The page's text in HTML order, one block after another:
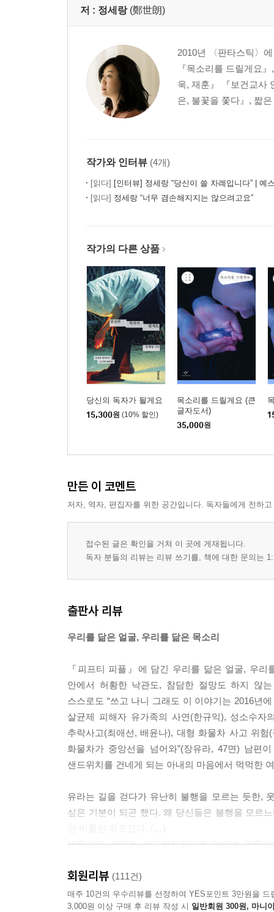
저 : 정세랑 (鄭世朗)
2010년 〈판타스틱〉
『목소리를 드릴게요
욱, 재훈』 『보건교사
은, 불꽃을 쫓다』, 짧
작가와 인터뷰 (4개)
[읽다] [인터뷰] 정세랑 “당신이 쓸 차례입니다” | 예
[읽다] 정세랑 “너무 겸손해지지는 않으려고요”
작가의 다른 상품
당신의 독자가 될게요
15,300원 (10% 할인)
목소리를 드릴게요 (큰
글자도서)
35,000원
만든 이 코멘트
저자, 역자, 편집자를 위한 공간입니다. 독자들에게 전하
접수된 글은 확인을 거쳐 이 곳에 게재됩니다.
독자 분들의 리뷰는 리뷰 쓰기를, 책에 대한 문의는
출판사 리뷰
우리를 닮은 얼굴, 우리를 닮은 목소리
『피프티 피플』에 담긴 우리를 닮은 얼굴, 우
안에서 허황한 낙관도, 참담한 절망도 하지 않
스스로도 “쓰고 나니 그래도 이 이야기는 2016년
살균제 피해자 유가족의 사연(한규익), 성소수
추락사고(최애선, 배윤나), 대형 화물차 사고 위
화물차가 중앙선을 넘어와”(장유라, 47면) 남편
샌드위치를 건네게 되는 아내의 마음에서 먹먹한
유라는 길을 걷다가 유난히 불행을 모르는 듯한,
싶은 기분이 되곤 했다. 왜 당신들은 불행을 모르
제동거리. 유라는 샌드위치집으로 걸으며 제동
벤치에 앉아서야 자신의 몫은 남기지 않았다는
많아 헷갈렸다. 요즘은 늘 그렇다. (…) 유라가 다
차들이 미끄러질 것이었다.(장유라, 49~54면)
회원리뷰 (111건)
매주 10건의 우수리뷰를 선정하여 YES포인트 3만원을 드
3,000원 이상 구매 후 리뷰 작성 시 일반회원 300원, 마니